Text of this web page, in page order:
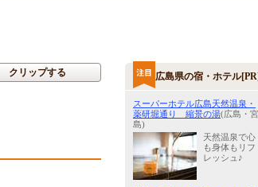
クリップする 広島県の宿・ホテル
スーパーホテル広島天然温泉・
薬研堀通り 縮景の湯(広島・宮
島)
天然温泉で心
も身体もリフ
レッシュ♪